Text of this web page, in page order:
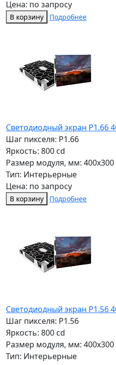
Цена: по запросу
В корзину Подробнее
Светодиодный экран P1.66
Шаг пикселя: P1.66
Яркость: 800 cd
Размер модуля, мм: 400x300
Тип: Интерьерные
Цена: по запросу
В корзину Подробнее
Светодиодный экран P1.56
Шаг пикселя: P1.56
Яркость: 800 cd
Размер модуля, мм: 400x300
Тип: Интерьерные